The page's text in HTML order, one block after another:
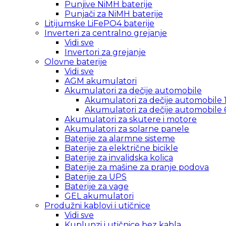
Punjive NiMH baterije
Punjači za NiMH baterije
Litijumske LiFePO4 baterije
Inverteri za centralno grejanje
Vidi sve
Invertori za grejanje
Olovne baterije
Vidi sve
AGM akumulatori
Akumulatori za dečije automobile
Akumulatori za dečije automobile
Akumulatori za dečije automobile
Akumulatori za skutere i motore
Akumulatori za solarne panele
Baterije za alarmne sisteme
Baterije za električne bicikle
Baterije za invalidska kolica
Baterije za mašine za pranje podova
Baterije za UPS
Baterije za vage
GEL akumulatori
Produžni kablovi i utičnice
Vidi sve